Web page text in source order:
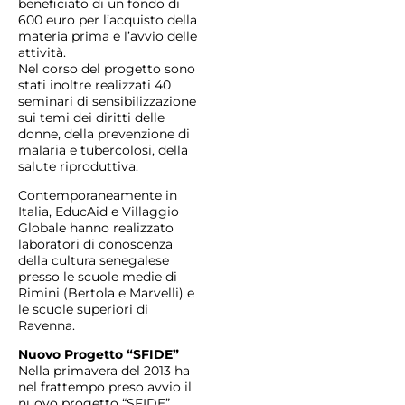
beneficiato di un fondo di
600 euro per l’acquisto della
materia prima e l’avvio delle
attività.
Nel corso del progetto sono
stati inoltre realizzati 40
seminari di sensibilizzazione
sui temi dei diritti delle
donne, della prevenzione di
malaria e tubercolosi, della
salute riproduttiva.
Contemporaneamente in
Italia, EducAid e Villaggio
Globale hanno realizzato
laboratori di conoscenza
della cultura senegalese
presso le scuole medie di
Rimini (Bertola e Marvelli) e
le scuole superiori di
Ravenna.
Nuovo Progetto “SFIDE”
Nella primavera del 2013 ha
nel frattempo preso avvio il